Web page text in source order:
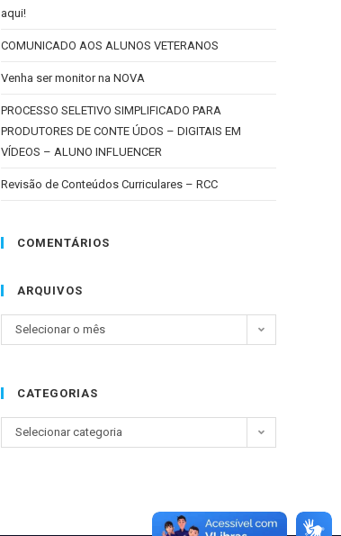
aqui!
COMUNICADO AOS ALUNOS VETERANOS
Venha ser monitor na NOVA
PROCESSO SELETIVO SIMPLIFICADO PARA
PRODUTORES DE CONTE ÚDOS – DIGITAIS EM
VÍDEOS – ALUNO INFLUENCER
Revisão de Conteúdos Curriculares – RCC
COMENTÁRIOS
ARQUIVOS
Selecionar o mês
CATEGORIAS
Selecionar categoria